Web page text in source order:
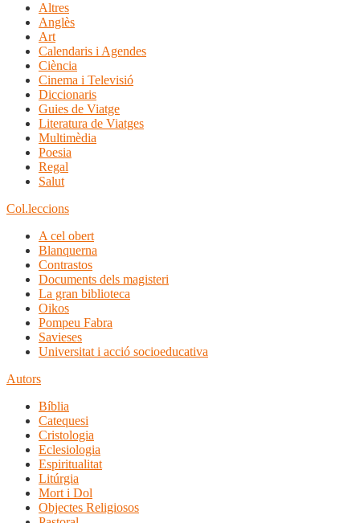
Altres
Anglès
Art
Calendaris i Agendes
Ciència
Cinema i Televisió
Diccionaris
Guies de Viatge
Literatura de Viatges
Multimèdia
Poesia
Regal
Salut
Col.leccions
A cel obert
Blanquerna
Contrastos
Documents dels magisteri
La gran biblioteca
Oikos
Pompeu Fabra
Savieses
Universitat i acció socioeducativa
Autors
Bíblia
Catequesi
Cristologia
Eclesiologia
Espiritualitat
Litúrgia
Mort i Dol
Objectes Religiosos